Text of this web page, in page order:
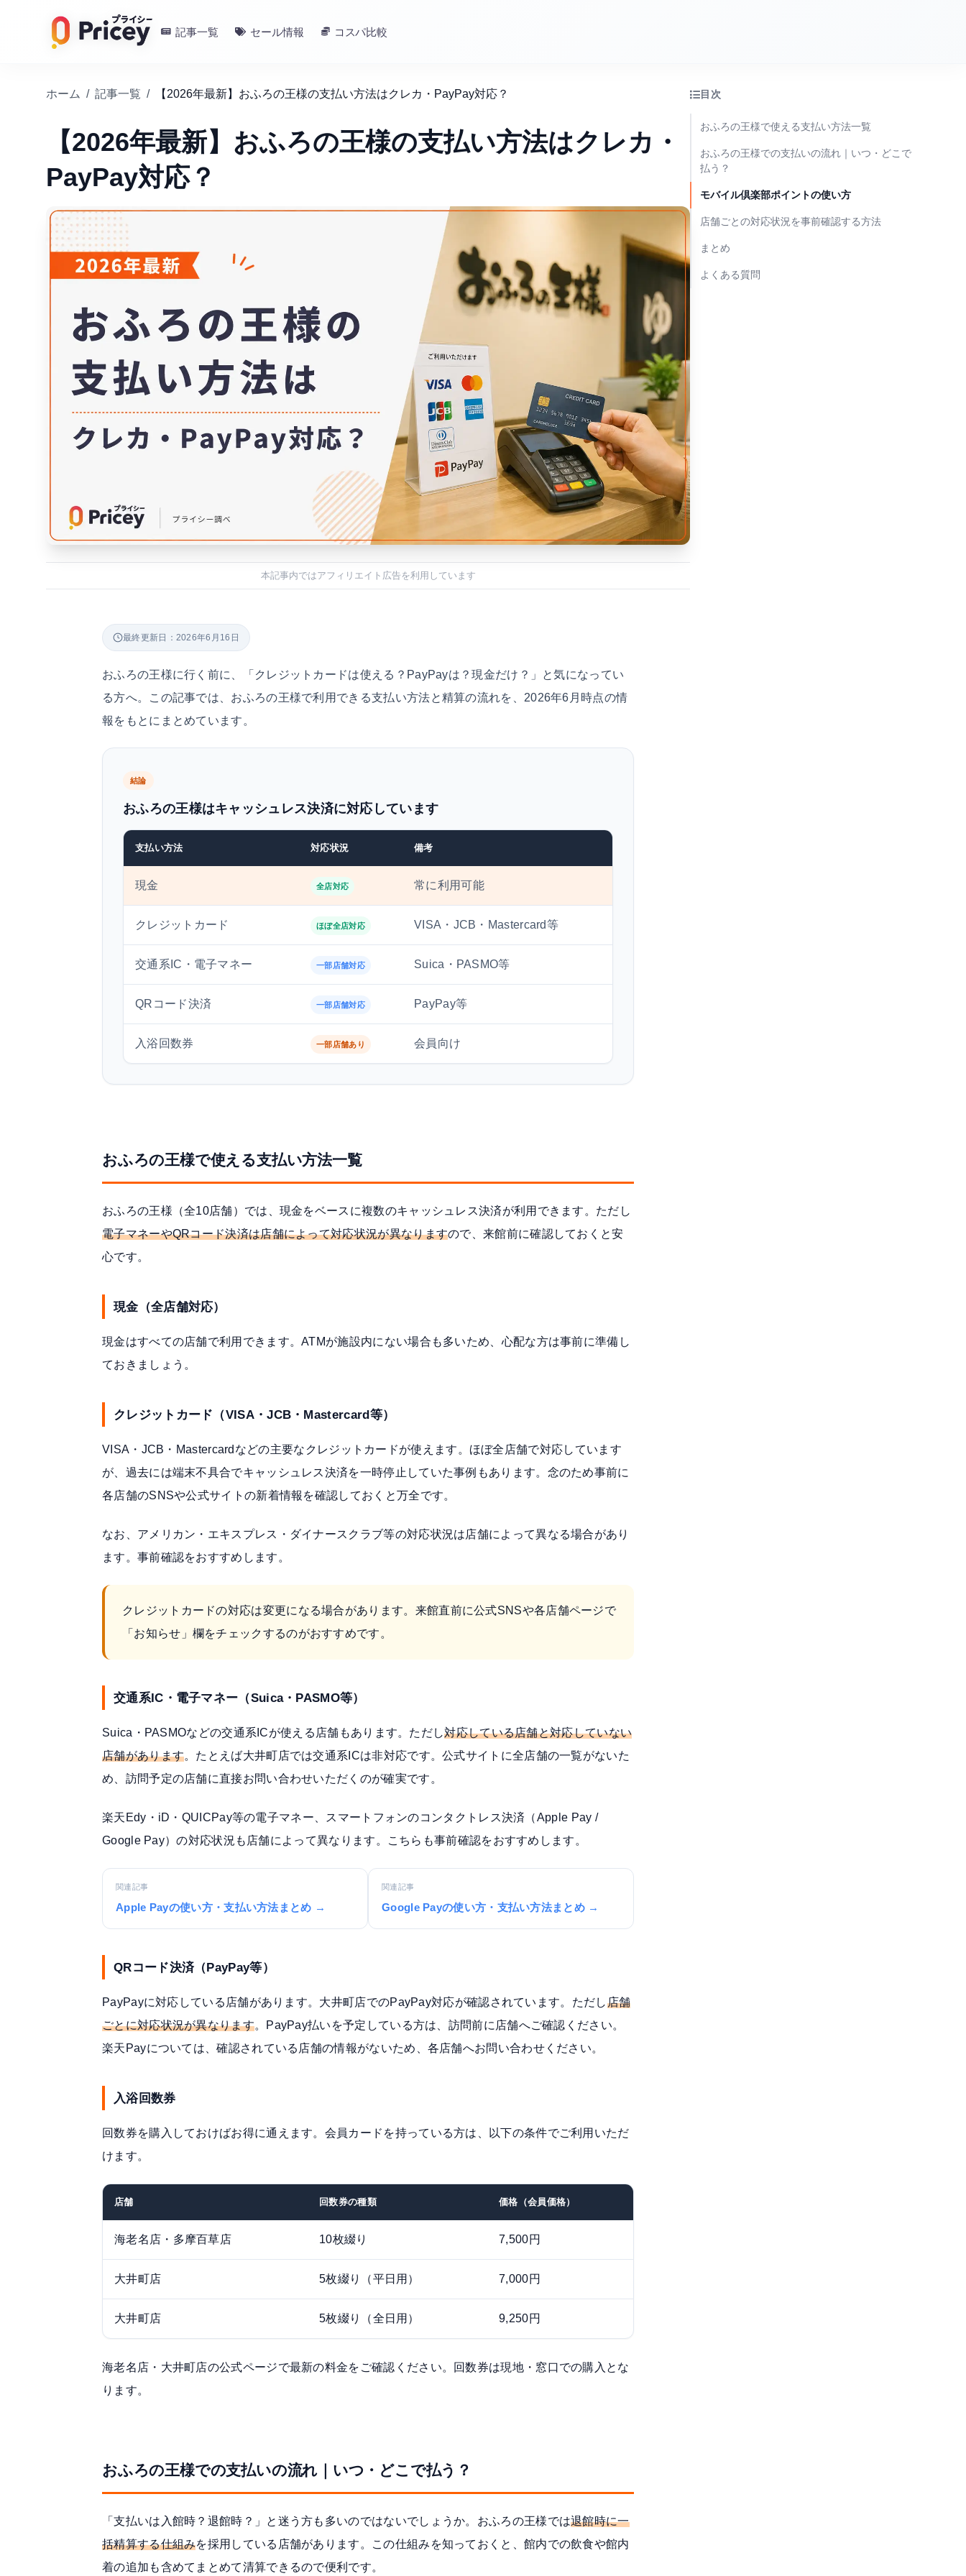
記事一覧 セール情報 コスパ比較
ホーム / 記事一覧 / 【2026年最新】おふろの王様の支払い方法はクレカ・PayPay対応？
【2026年最新】おふろの王様の支払い方法はクレカ・
PayPay対応？
本記事内ではアフィリエイト広告を利用しています
最終更新日：2026年6月16日
おふろの王様に行く前に、「クレジットカードは使える？PayPayは？現金だけ？」と気になってい
る方へ。この記事では、おふろの王様で利用できる支払い方法と精算の流れを、2026年6月時点の情
報をもとにまとめています。
結論
おふろの王様はキャッシュレス決済に対応しています
支払い方法 対応状況 備考
現金 全店対応 常に利用可能
クレジットカード ほぼ全店対応 VISA・JCB・Mastercard等
交通系IC・電子マネー 一部店舗対応 Suica・PASMO等
QRコード決済 一部店舗対応 PayPay等
入浴回数券 一部店舗あり 会員向け
おふろの王様で使える支払い方法一覧
おふろの王様（全10店舗）では、現金をベースに複数のキャッシュレス決済が利用できます。ただし
電子マネーやQRコード決済は店舗によって対応状況が異なりますので、来館前に確認しておくと安
心です。
現金（全店舗対応）
現金はすべての店舗で利用できます。ATMが施設内にない場合も多いため、心配な方は事前に準備し
ておきましょう。
クレジットカード（VISA・JCB・Mastercard等）
VISA・JCB・Mastercardなどの主要なクレジットカードが使えます。ほぼ全店舗で対応しています
が、過去には端末不具合でキャッシュレス決済を一時停止していた事例もあります。念のため事前に
各店舗のSNSや公式サイトの新着情報を確認しておくと万全です。
なお、アメリカン・エキスプレス・ダイナースクラブ等の対応状況は店舗によって異なる場合があり
ます。事前確認をおすすめします。
クレジットカードの対応は変更になる場合があります。来館直前に公式SNSや各店舗ページで
「お知らせ」欄をチェックするのがおすすめです。
交通系IC・電子マネー（Suica・PASMO等）
Suica・PASMOなどの交通系ICが使える店舗もあります。ただし対応している店舗と対応していない
店舗があります。たとえば大井町店では交通系ICは非対応です。公式サイトに全店舗の一覧がないた
め、訪問予定の店舗に直接お問い合わせいただくのが確実です。
楽天Edy・iD・QUICPay等の電子マネー、スマートフォンのコンタクトレス決済（Apple Pay /
Google Pay）の対応状況も店舗によって異なります。こちらも事前確認をおすすめします。
関連記事
Apple Payの使い方・支払い方法まとめ →
関連記事
Google Payの使い方・支払い方法まとめ →
QRコード決済（PayPay等）
PayPayに対応している店舗があります。大井町店でのPayPay対応が確認されています。ただし店舗
ごとに対応状況が異なります。PayPay払いを予定している方は、訪問前に店舗へご確認ください。
楽天Payについては、確認されている店舗の情報がないため、各店舗へお問い合わせください。
入浴回数券
回数券を購入しておけばお得に通えます。会員カードを持っている方は、以下の条件でご利用いただ
けます。
店舗 回数券の種類 価格（会員価格）
海老名店・多摩百草店 10枚綴り 7,500円
大井町店 5枚綴り（平日用） 7,000円
大井町店 5枚綴り（全日用） 9,250円
海老名店 ・ 大井町店の公式ページで最新の料金をご確認ください。回数券は現地・窓口での購入とな
ります。
おふろの王様での支払いの流れ｜いつ・どこで払う？
「支払いは入館時？退館時？」と迷う方も多いのではないでしょうか。おふろの王様では退館時に一
括精算する仕組みを採用している店舗があります。この仕組みを知っておくと、館内での飲食や館内
着の追加も含めてまとめて清算できるので便利です。
目次
おふろの王様で使える支払い方法一覧
おふろの王様での支払いの流れ｜いつ・どこで
払う？
モバイル倶楽部ポイントの使い方
店舗ごとの対応状況を事前確認する方法
まとめ
よくある質問